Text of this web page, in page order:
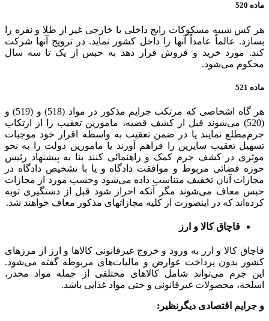
ماده 520
هر کس شبیه مسکوکات رایج داخلی یا خارجی غیر از طلا و نقره را
بسازد. عالماً عامداً آنها را داخل کشور نماید. در ترویج آنها‌ شرکت
کند. مورد خرید و فروش قرار دهد به حبس از یک تا سه سال
محکوم می‌شود.
ماده 521
هر گاه اشخاصی که مرتکب جرایم مذکور در مواد (518) و (519) و
(520) می‌شوند قبل از کشف قضیه، مامورین تعقیب را از ارتکاب
جرم‌مطلع نمایند یا در ضمن تعقیب به واسطه اقرار خود موجبات
تسهیل تعقیب سایرین را فراهم آورند یا مامورین دولت را به نحو
موثری در کشف جرم‌ کمک و راهنمائی کنند بنا به پیشنهاد رئیس
حوزه قضائی مربوط و موافقت دادگاه و یا با تشخیص دادگاه در
مجازات آنان تخفیف متناسب داده می‌شود و‌حسب مورد از مجازات
حبس معاف می‌شوند مگر آنکه احراز شود قبل از دستگیری توبه
کرده‌اند که در اینصورت از کلیه مجازاتهای مذکور معاف‌ خواهند شد.
قاچاق کالا و ارز
قاچاق کالا و ارز به ورود و خروج غیرقانونی کالاها و ارز از مرزهای
کشور بدون پرداخت عوارض و مالیات‌های مربوطه گفته می‌شود.
این جرم می‌تواند شامل کالاهای مختلفی از جمله مواد مخدر،
اسلحه، محصولات غیرقانونی و حتی مواد غذایی باشد.
و جرایم اقتصادی دیگرنظیر: